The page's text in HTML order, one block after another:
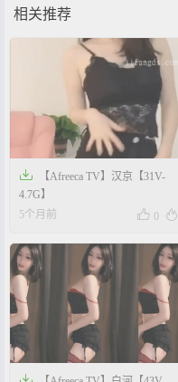
相关推荐

【Afreeca TV】汉京【31V-
4.7G】
5个月前
 0 
